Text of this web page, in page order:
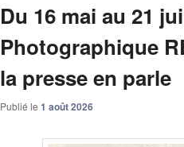
Du 16 mai au 21
Photographique
la presse en parle
Publié le 1 août 2026